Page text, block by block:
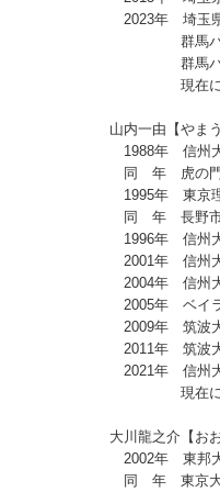
2023年 埼玉
群馬パース
群馬パース
現在にいた
山内一由【やま
1988年 信州大
同 年 虎の門
1995年 東京
同 年 長野市
1996年 信州大
2001年 信州大
2004年 信州大
2005年 ベイラ
2009年 筑波大
2011年 筑波大
2021年 信州大
現在にいた
大川龍之介【お
2002年 東邦大
同 年 東京大